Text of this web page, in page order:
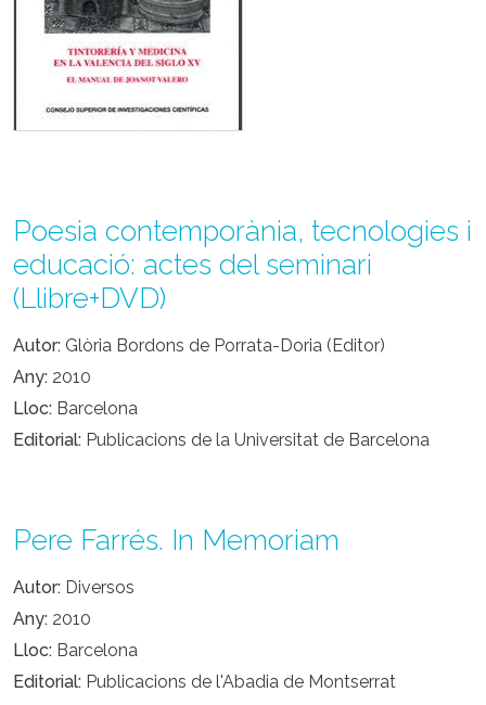
Poesia contemporània, tecnologies i
educació: actes del seminari
(Llibre+DVD)
Autor Glòria Bordons de Porrata-Doria (Editor)
Any 2010
Lloc Barcelona
Editorial Publicacions de la Universitat de Barcelona
Pere Farrés. In Memoriam
Autor Diversos
Any 2010
Lloc Barcelona
Editorial Publicacions de l'Abadia de Montserrat